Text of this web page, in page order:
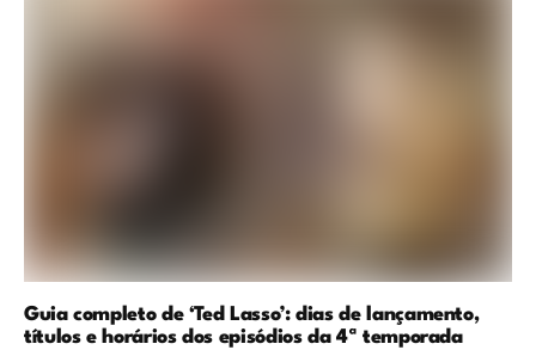
Guia completo de ‘Ted Lasso’: dias de lançamento,
títulos e horários dos episódios da 4ª temporada